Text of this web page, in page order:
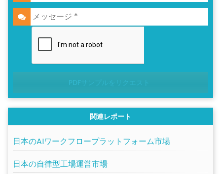
PDFサンプルをリクエスト
関連レポート
日本のAIワークフロープラットフォーム市場
日本の自律型工場運営市場